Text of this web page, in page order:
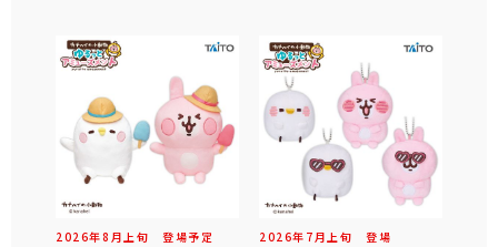
2026年8 月 上旬 登場予定 2026年 7 月 上旬 登場